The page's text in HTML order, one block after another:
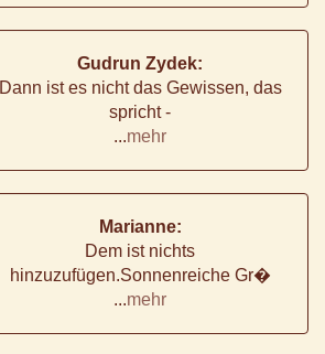
Gudrun Zydek:
Dann ist es nicht das Gewissen, das
spricht -
...mehr
Marianne:
Dem ist nichts
hinzuzufügen.Sonnenreiche Gr�
...mehr